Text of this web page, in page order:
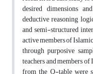
desired dimensions
deductive reasoning
and semi-structured
active members of
through purposive
teachers and members